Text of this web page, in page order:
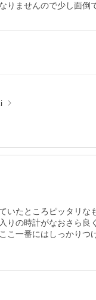
りませんので少し面
いたところピッタリ
りの時計がなおさら良
一番にはしっかりつ